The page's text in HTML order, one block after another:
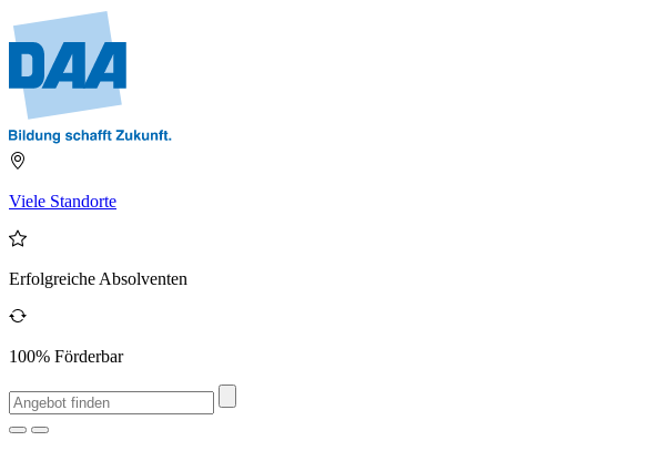
Viele Standorte
Erfolgreiche Absolventen
100% Förderbar